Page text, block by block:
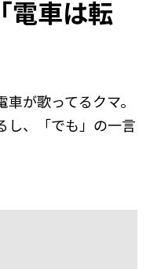
電車は転
が歌ってるクマ。
し、「でも」の一言